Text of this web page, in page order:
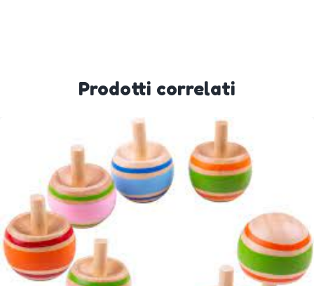
Prodotti correlati